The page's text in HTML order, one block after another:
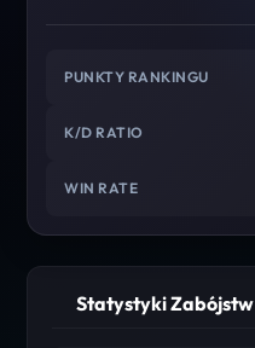
PUNKTY RANKINGU
K/D RATIO
WIN RATE
Statystyki Zabójstw